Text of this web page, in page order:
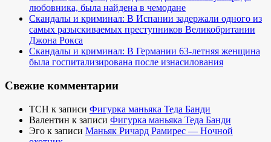
любовника, была найдена в чемодане
Скандалы и криминал: В Испании задержали одного из
самых разыскиваемых преступников Великобритании
Джона Рокса
Скандалы и криминал: В Германии 63-летняя женщина
была госпитализирована после изнасилования
Свежие комментарии
TCH к записи Фигурка маньяка Теда Банди
Валентин к записи Фигурка маньяка Теда Банди
Эго к записи Маньяк Ричард Рамирес — Ночной